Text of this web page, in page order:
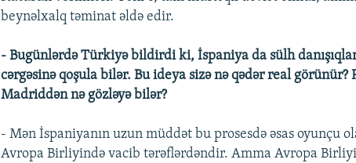
beynəlxalq təminat əldə edir.
- Bugünlərdə Türkiyə bildirdi ki, İspaniya da sülh
cərgəsinə qoşula bilər. Bu ideya sizə nə qədər real görünür?
Madriddən nə gözləyə bilər?
- Mən İspaniyanın uzun müddət bu prosesdə əsas oyunçu
Avropa Birliyində vacib tərəflərdəndir. Amma Avropa